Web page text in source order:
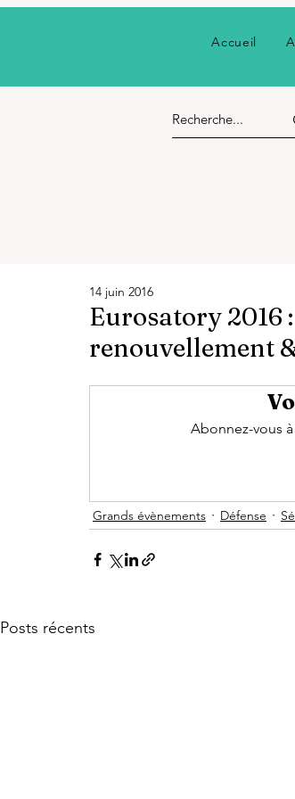
Accueil
Eurosatory 2016
renouvellement
14 juin 2016
Abonnez-vous
Grands évènements Défense
Posts récents